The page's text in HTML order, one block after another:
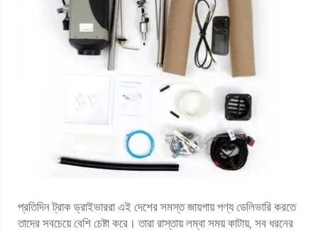
প্রতিদিন ট্রাক ড্রাইভাররা এই দেশের সমস্ত জায়গায় পণ্য ডেলিভারি করতে
তাদের সবচেয়ে বেশি চেষ্টা করে। তারা রাস্তায় লম্বা সময় কাটায়, সব ধরনের